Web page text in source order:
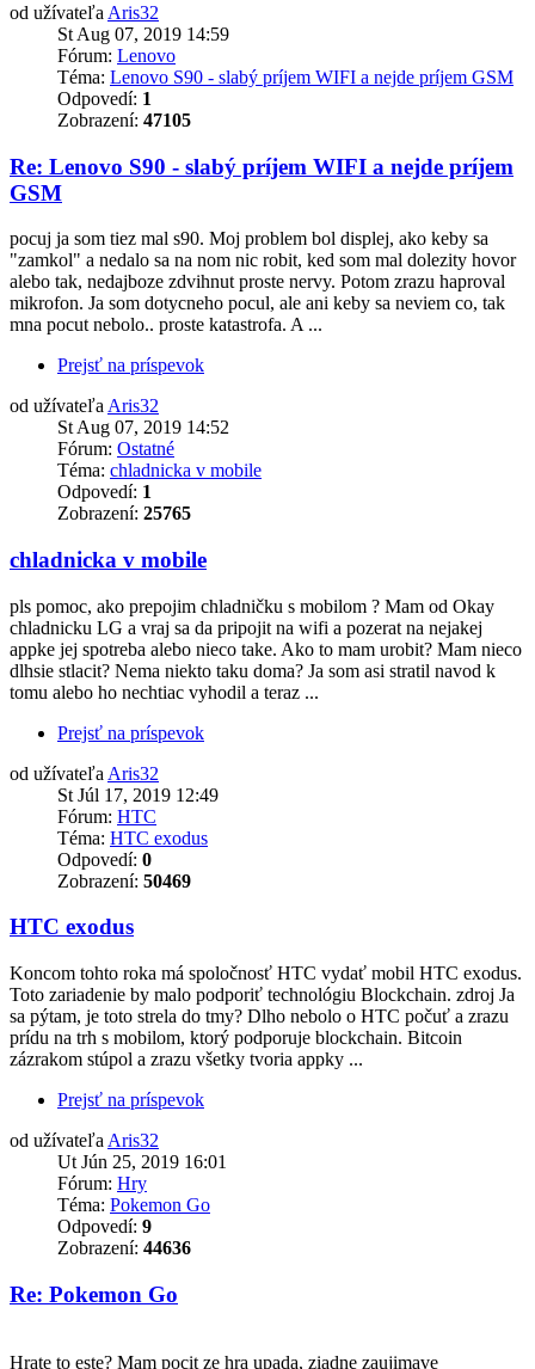
od užívateľa Aris32
St Aug 07, 2019 14:59
Fórum: Lenovo
Téma: Lenovo S90 - slabý príjem WIFI a nejde príjem GSM
Odpovedí: 1
Zobrazení: 47105
Re: Lenovo S90 - slabý príjem WIFI a nejde príjem
GSM
pocuj ja som tiez mal s90. Moj problem bol displej, ako keby sa
"zamkol" a nedalo sa na nom nic robit, ked som mal dolezity hovor
alebo tak, nedajboze zdvihnut proste nervy. Potom zrazu haproval
mikrofon. Ja som dotycneho pocul, ale ani keby sa neviem co, tak
mna pocut nebolo.. proste katastrofa. A ...
Prejsť na príspevok
od užívateľa Aris32
St Aug 07, 2019 14:52
Fórum: Ostatné
Téma: chladnicka v mobile
Odpovedí: 1
Zobrazení: 25765
chladnicka v mobile
pls pomoc, ako prepojim chladničku s mobilom ? Mam od Okay
chladnicku LG a vraj sa da pripojit na wifi a pozerat na nejakej
appke jej spotreba alebo nieco take. Ako to mam urobit? Mam nieco
dlhsie stlacit? Nema niekto taku doma? Ja som asi stratil navod k
tomu alebo ho nechtiac vyhodil a teraz ...
Prejsť na príspevok
od užívateľa Aris32
St Júl 17, 2019 12:49
Fórum: HTC
Téma: HTC exodus
Odpovedí: 0
Zobrazení: 50469
HTC exodus
Koncom tohto roka má spoločnosť HTC vydať mobil HTC exodus.
Toto zariadenie by malo podporiť technológiu Blockchain. zdroj Ja
sa pýtam, je toto strela do tmy? Dlho nebolo o HTC počuť a zrazu
prídu na trh s mobilom, ktorý podporuje blockchain. Bitcoin
zázrakom stúpol a zrazu všetky tvoria appky ...
Prejsť na príspevok
od užívateľa Aris32
Ut Jún 25, 2019 16:01
Fórum: Hry
Téma: Pokemon Go
Odpovedí: 9
Zobrazení: 44636
Re: Pokemon Go
Hrate to este? Mam pocit ze hra upada, ziadne zaujimave